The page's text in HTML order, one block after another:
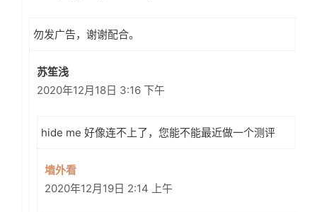
勿发广告，谢谢配合。
苏笙浅
2020年12月18日 3:16 下午
hide me 好像连不上了，您能不能最近做一个测评
墙外看
2020年12月19日 2:14 上午